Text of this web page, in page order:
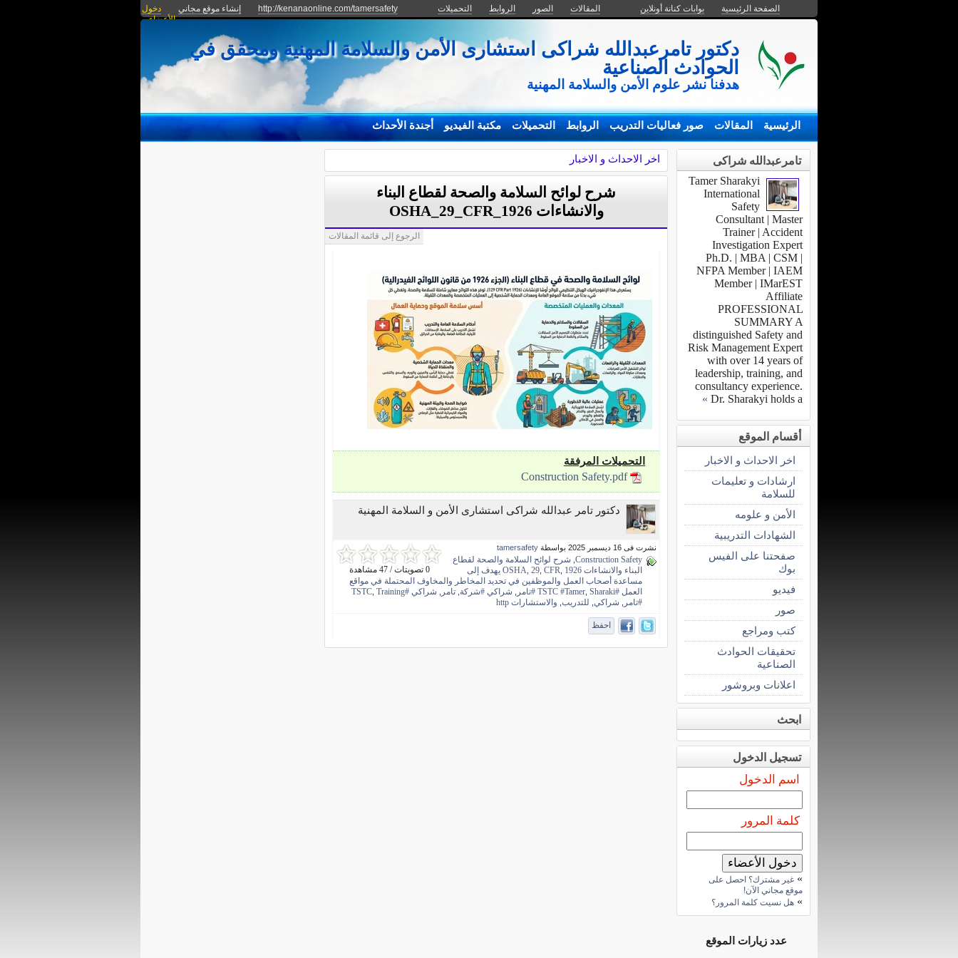
الصفحة الرئيسية بوابات كنانة أونلاين المقالات الصور الروابط التحميلات http://kenanaonline.com/tamersafety إنشاء موقع مجاني
دخول
الأعضاء
دكتور تامرعبدالله شراكى استشارى الأمن والسلامة المهنية ومحقق في
الحوادث الصناعية
هدفنا نشر علوم الأمن والسلامة المهنية
الرئيسية المقالات صور فعاليات التدريب الروابط التحميلات مكتبة الفيديو أجندة الأحداث
اخر الاحداث و الاخبار
شرح لوائح السلامة والصحة لقطاع البناء
والانشاءات OSHA_29_CFR_1926
الرجوع إلى قائمة المقالات
التحميلات المرفقة
Construction Safety.pdf
دكتور تامر عبدالله شراكى استشارى الأمن و السلامة المهنية
0 تصويتات / 47 مشاهدة
نشرت فى 16 ديسمبر 2025 بواسطة tamersafety
Construction Safety شرح لوائح السلامة والصحة لقطاع
البناء والانشاءات OSHA
29 CFR
1926 يهدف إلى
مساعدة أصحاب العمل والموظفين في تحديد المخاطر والمخاوف المحتملة في مواقع
العمل #TSTC #TamerSharaki #تامر شراكي #شركة تامر شراكي #TSTCTraining
#تامر
شراكي للتدريب والاستشارات http
احفظ
تامرعبدالله شراكى
Tamer Sharakyi
International
Safety
Consultant | Master
Trainer | Accident
Investigation Expert
Ph.D. | MBA | CSM |
NFPA Member | IAEM
Member | IMarEST
Affiliate
PROFESSIONAL
SUMMARY A
distinguished Safety and
Risk Management Expert
with over 14 years of
leadership, training, and
consultancy experience.
Dr. Sharakyi holds a
»
أقسام الموقع
اخر الاحداث و الاخبار
ارشادات و تعليمات
للسلامة
الأمن و علومه
الشهادات التدريبية
صفحتنا على الفيس
بوك
فيديو
صور
كتب ومراجع
تحقيقات الحوادث
الصناعية
اعلانات وبروشور
ابحث
تسجيل الدخول
اسم الدخول
كلمة المرور
» غير مشترك؟ احصل على
موقع مجاني الآن!
» هل نسيت كلمة المرور؟
عدد زيارات الموقع